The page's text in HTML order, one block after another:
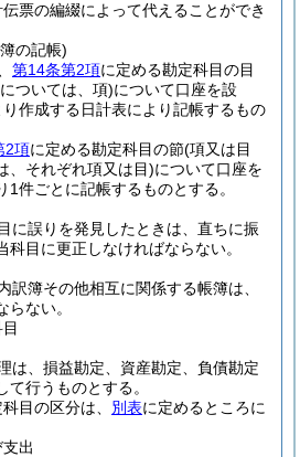
票の編綴によって代えることができ
の記帳)
第14条第2項に定める勘定科目の目
ついては、項)について口座を設
作成する日計表により記帳するもの
2項に定める勘定科目の節(項又は目
、それぞれ項又は目)について口座を
1件ごとに記帳するものとする。
に誤りを発見したときは、直ちに振
科目に更正しなければならない。
訳簿その他相互に関係する帳簿は、
らない。
は、損益勘定、資産勘定、負債勘定
て行うものとする。
目の区分は、 別表に定めるところに
出